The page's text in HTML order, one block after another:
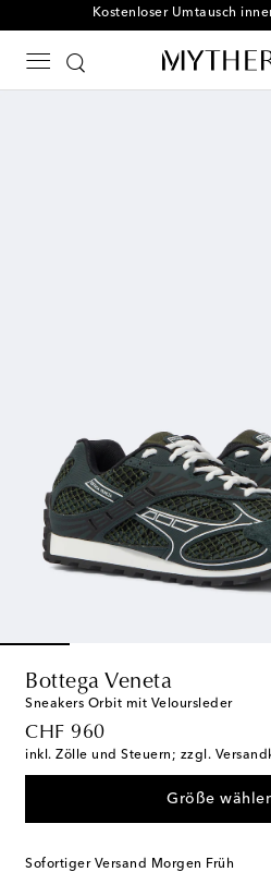
Kostenloser Umtausch
Bottega Veneta
Sneakers Orbit mit Veloursleder
CHF 960
original price
inkl. Zölle und Steuern; zzgl.
Größe
Sofortiger Versand Morgen Früh